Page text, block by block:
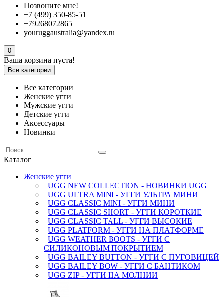
Позвоните мне!
+7 (499) 350-85-51
+79268072865
youruggaustralia@yandex.ru
0
Ваша корзина пуста!
Все категории
Все категории
Женские угги
Мужские угги
Детские угги
Аксессуары
Новинки
Каталог
Женские угги
UGG NEW COLLECTION - НОВИНКИ UGG
UGG ULTRA MINI - УГГИ УЛЬТРА МИНИ
UGG CLASSIC MINI - УГГИ МИНИ
UGG CLASSIC SHORT - УГГИ КОРОТКИЕ
UGG CLASSIC TALL - УГГИ ВЫСОКИЕ
UGG PLATFORM - УГГИ НА ПЛАТФОРМЕ
UGG WEATHER BOOTS - УГГИ С
СИЛИКОНОВЫМ ПОКРЫТИЕМ
UGG BAILEY BUTTON - УГГИ С ПУГОВИЦЕЙ
UGG BAILEY BOW - УГГИ С БАНТИКОМ
UGG ZIP - УГГИ НА МОЛНИИ